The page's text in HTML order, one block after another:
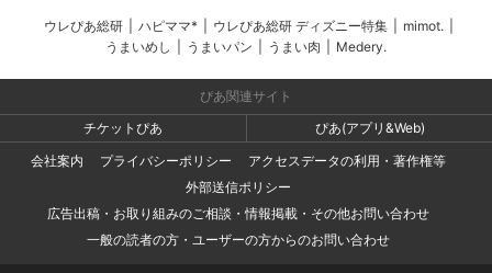
ウレぴあ総研 ハピママ* ウレぴあ総研 ディズニー特集 mimot.
うまいめし
うまいパン うまい肉 Medery.
ぴあ関連サイト
チケットぴあ
ぴあ(アプリ&Web)
会社案内
プライバシーポリシー
アクセスデータの利用・著作権等
外部送信ポリシー
広告出稿・お取り組みのご相談・情報掲載・その他お問い合わせ
一般の読者の方・ユーザーの方からのお問い合わせ